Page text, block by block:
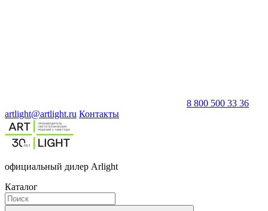
8 800 500 33 36
artlight@artlight.ru Контакты
официальный дилер Arlight
Каталог